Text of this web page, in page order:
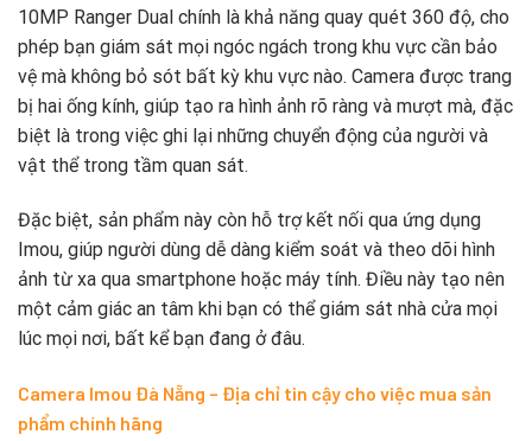
10MP Ranger Dual chính là khả năng quay quét 360 độ, cho
phép bạn giám sát mọi ngóc ngách trong khu vực cần bảo
vệ mà không bỏ sót bất kỳ khu vực nào. Camera được trang
bị hai ống kính, giúp tạo ra hình ảnh rõ ràng và mượt mà, đặc
biệt là trong việc ghi lại những chuyển động của người và
vật thể trong tầm quan sát.
Đặc biệt, sản phẩm này còn hỗ trợ kết nối qua ứng dụng
Imou, giúp người dùng dễ dàng kiểm soát và theo dõi hình
ảnh từ xa qua smartphone hoặc máy tính. Điều này tạo nên
một cảm giác an tâm khi bạn có thể giám sát nhà cửa mọi
lúc mọi nơi, bất kể bạn đang ở đâu.
Camera Imou Đà Nẵng – Địa chỉ tin cậy cho việc mua sản
phẩm chính hãng